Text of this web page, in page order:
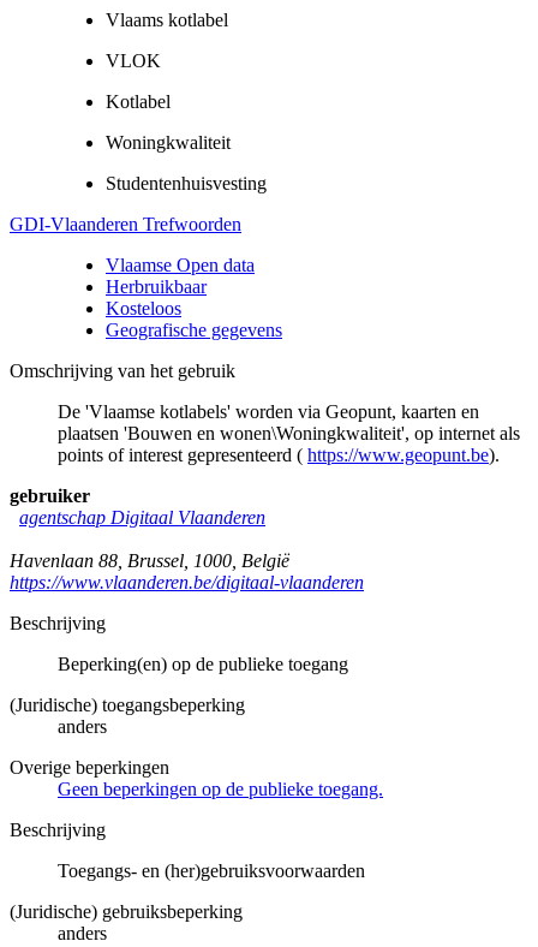
Vlaams kotlabel
VLOK
Kotlabel
Woningkwaliteit
Studentenhuisvesting
GDI-Vlaanderen Trefwoorden
Vlaamse Open data
Herbruikbaar
Kosteloos
Geografische gegevens
Omschrijving van het gebruik
De 'Vlaamse kotlabels' worden via Geopunt, kaarten en
plaatsen 'Bouwen en wonen\Woningkwaliteit', op internet als
points of interest gepresenteerd ( https://www.geopunt.be).
gebruiker
agentschap Digitaal Vlaanderen
Havenlaan 88 Brussel 1000 België
https://www.vlaanderen.be/digitaal-vlaanderen
Beschrijving
Beperking(en) op de publieke toegang
(Juridische) toegangsbeperking
anders
Overige beperkingen
Geen beperkingen op de publieke toegang.
Beschrijving
Toegangs- en (her)gebruiksvoorwaarden
(Juridische) gebruiksbeperking
anders